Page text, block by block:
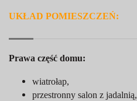
UKŁAD POMIESZCZEŃ:
Prawa część domu:
wiatrołap,
przestronny salon z jadalnią,